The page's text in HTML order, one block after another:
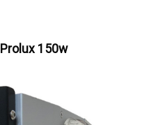
150w